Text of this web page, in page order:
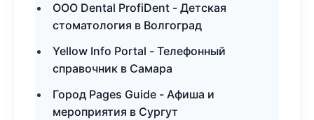
ООО Dental ProfiDent - Детская
стоматология в Волгоград
Yellow Info Portal - Телефонный
справочник в Самара
Город Pages Guide - Афиша и
мероприятия в Сургут